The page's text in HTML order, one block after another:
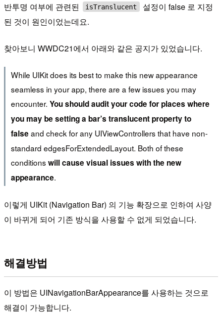
반투명 여부에 관련된 isTranslucent
설정이 false 로 지정
된 것이 원인이었는데요.
찾아보니 WWDC21에서 아래와 같은 공지가 있었습니다.
While UIKit does its best to make this new appearance
seamless in your app, there are a few issues you may
encounter. You should audit your code for places where
you may be setting a bar’s translucent property to
falseand check for any UIViewControllers that have non-
standard edgesForExtendedLayout. Both of these
conditions will cause visual issues with the new
appearance.
이렇게 UIKit (Navigation Bar) 의 기능 확장으로 인하여 사양
이 바뀌게 되어 기존 방식을 사용할 수 없게 되었습니다.
해결방법
이 방법은 UINavigationBarAppearance를 사용하는 것으로
해결이 가능합니다.